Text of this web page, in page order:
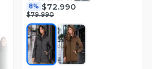
8% $72.990
$79.990